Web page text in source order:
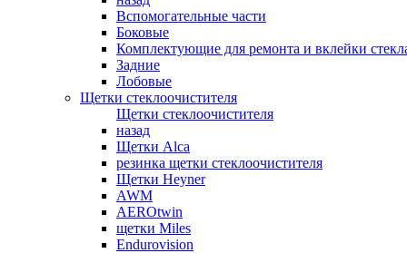
Вспомогательные части
Боковые
Комплектующие для ремонта и вклейки
Задние
Лобовые
Щетки стеклоочистителя
Щетки стеклоочистителя
назад
Щетки Alca
резинка щетки стеклоочистителя
Щетки Heyner
AWM
AEROtwin
щетки Miles
Endurovision